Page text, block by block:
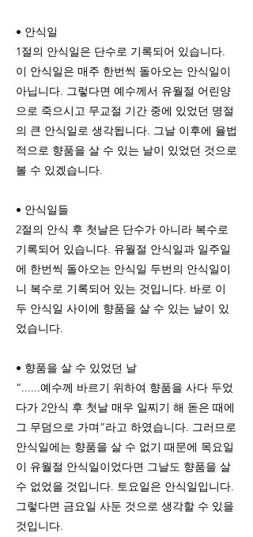
• 안식일
1절의 안식일은 단수로 기록되어 있습니다.
이 안식일은 매주 한번씩 돌아오는 안식일이
아닙니다. 그렇다면 예수께서 유월절 어린양
으로 죽으시고 무교절 기간 중에 있었던 명절
의 큰 안식일로 생각됩니다. 그날 이후에 율법
적으로 향품을 살 수 있는 날이 있었던 것으로
볼 수 있겠습니다.
• 안식일들
2절의 안식 후 첫날은 단수가 아니라 복수로
기록되어 있습니다. 유월절 안식일과 일주일
에 한번씩 돌아오는 안식일 두번의 안식일이
니 복수로 기록되어 있는 것입니다. 바로 이
두 안식일 사이에 향품을 살 수 있는 날이 있
었습니다.
• 향품을 살 수 있었던 날
“......예수께 바르기 위하여 향품을 사다 두었
다가 2안식 후 첫날 매우 일찌기 해 돋은 때에
그 무덤으로 가며”라고 하였습니다. 그러므로
안식일에는 향품을 살 수 없기 때문에 목요일
이 유월절 안식일이었다면 그날도 향품을 살
수 없었을 것입니다. 토요일은 안식일입니다.
그렇다면 금요일 사둔 것으로 생각할 수 있을
것입니다.